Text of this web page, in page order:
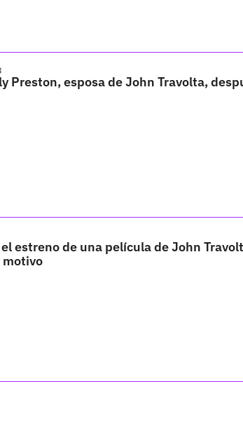
Preston, esposa de John Travolta,
el estreno de una película de John
motivo